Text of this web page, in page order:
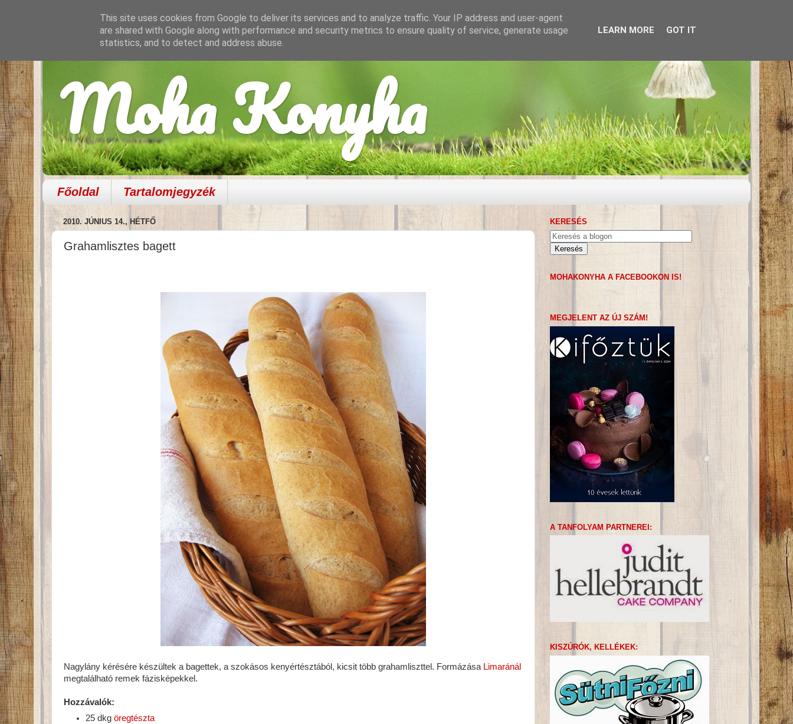
Moha Konyha
Főoldal Tartalomjegyzék
2010. JÚNIUS 14., HÉTFŐ
Grahamlisztes bagett
Nagylány kérésére készültek a bagettek, a szokásos kenyértésztából, kicsit több grahamliszttel. Formázása Limaránál
megtalálható remek fázisképekkel.
Hozzávalók:
25 dkgöregtészta
KERESÉS
MOHAKONYHA A FACEBOOKON IS!
MEGJELENT AZ ÚJ SZÁM!
A TANFOLYAM PARTNEREI:
KISZÚRÓK, KELLÉKEK:
This site uses cookies from Google to deliver its services and to analyze traffic. Your IP address and user-agent
are shared with Google along with performance and security metrics to ensure quality of service, generate usage
statistics, and to detect and address abuse.
LEARN MORE GOT IT